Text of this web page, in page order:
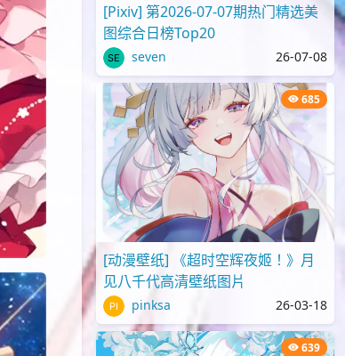
[Pixiv] 第2026-07-07期热门精选美
图综合日榜Top20
seven 26-07-08
685
[动漫壁纸] 《超时空辉夜姬！》月
见八千代高清壁纸图片
pinksa 26-03-18
639